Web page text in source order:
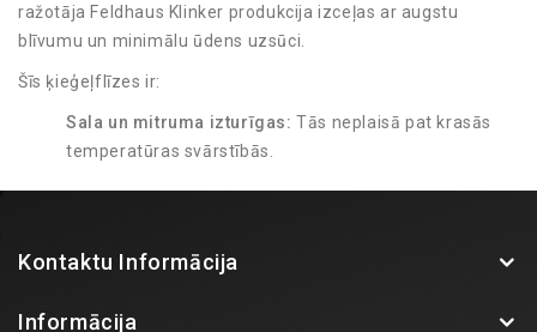
ražotāja Feldhaus Klinker produkcija izceļas ar augstu
blīvumu un minimālu ūdens uzsūci.
Šīs ķieģeļflīzes ir:
Sala un mitruma izturīgas: Tās neplaisā pat krasās
temperatūras svārstībās.
pārkrāsošana vai speciāla apkope.
Kontaktu Informācija
Informācija